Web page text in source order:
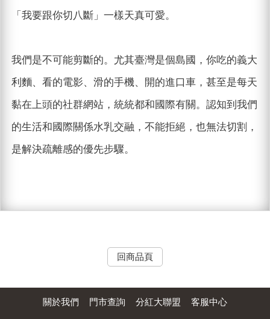
「我要跟你切八斷」一樣天真可愛。
我們是不可能剪斷的。尤其臺灣是個島國，你吃的義大
利麵、看的電影、滑的手機、開的進口車，甚至是每天
黏在上頭的社群網站，統統都和國際有關。認知到我們
的生活和國際關係水乳交融，不能拒絕，也無法切割，
是解決疏離感的優先步驟。
回商品頁
關於我們 門市查詢 分紅大聯盟 客服中心